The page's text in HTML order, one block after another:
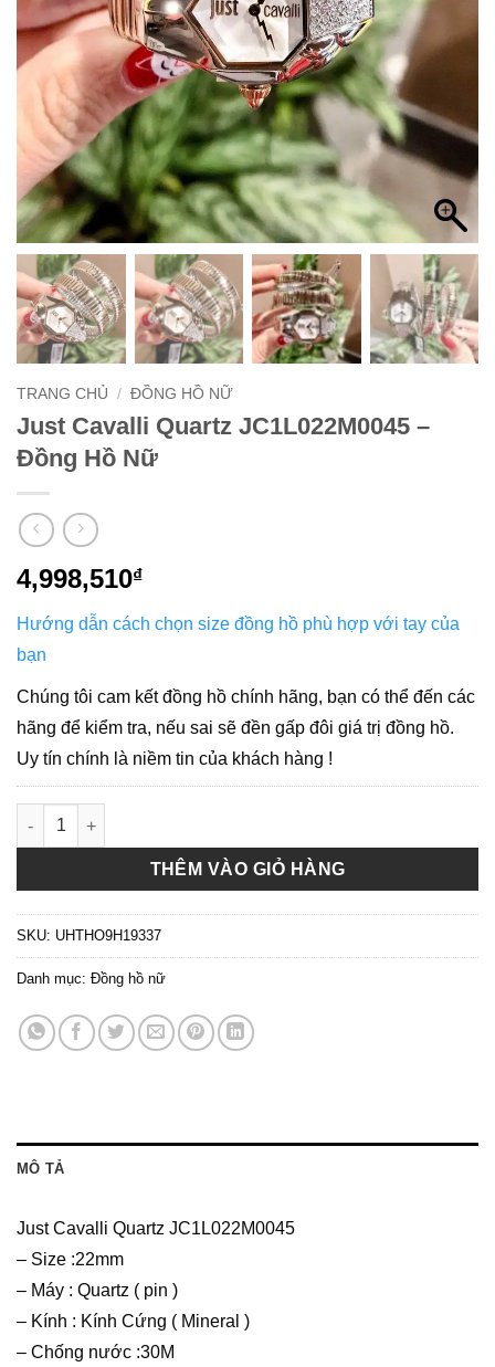
TRANG CHỦ / ĐỒNG HỒ NỮ
Just Cavalli Quartz JC1L022M0045 –
Đồng Hồ Nữ
4,998,510₫
Hướng dẫn cách chọn size đồng hồ phù hợp với tay của
bạn
Chúng tôi cam kết đồng hồ chính hãng, bạn có thể đến các
hãng để kiểm tra, nếu sai sẽ đền gấp đôi giá trị đồng hồ.
Uy tín chính là niềm tin của khách hàng !
Just Cavalli Quartz JC1L022M0045 - Đồng Hồ Nữ số lượng
THÊM VÀO GIỎ HÀNG
SKU: UHTHO9H19337
Danh mục: Đồng hồ nữ
MÔ TẢ
Just Cavalli Quartz JC1L022M0045
– Size :22mm
– Máy : Quartz ( pin )
– Kính : Kính Cứng ( Mineral )
– Chống nước :30M